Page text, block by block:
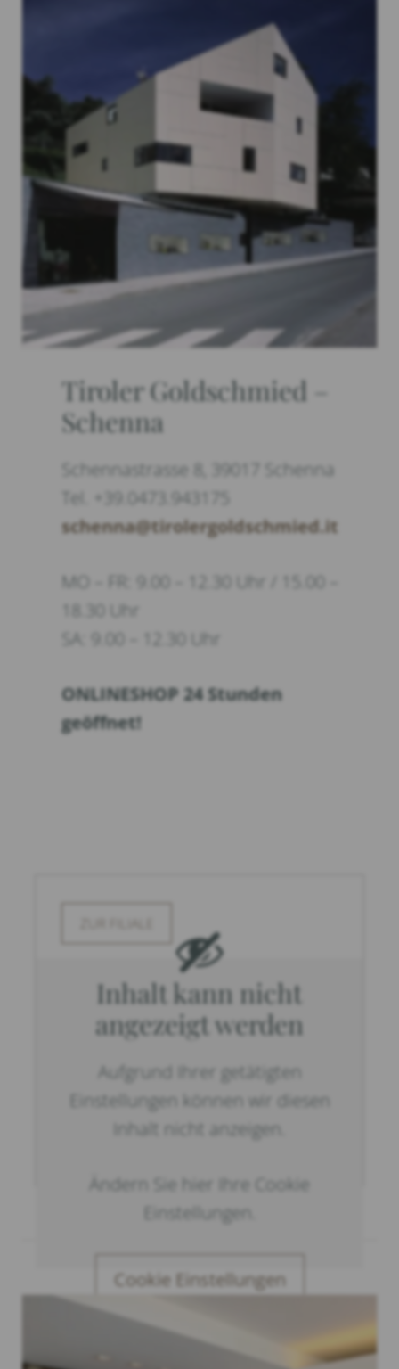
Tiroler Goldschmied –
Schenna
Schennastrasse 8, 39017 Schenna
Tel. +39.0473.943175
schenna@tirolergoldschmied.it
MO – FR: 9.00 – 12.30 Uhr / 15.00 –
18.30 Uhr
SA: 9.00 – 12.30 Uhr
ONLINESHOP 24 Stunden
geöffnet!
Inhalt kann nicht
angezeigt werden
Aufgrund Ihrer getätigten
Einstellungen können wir diesen
Inhalt nicht anzeigen.
Ändern Sie hier Ihre Cookie
Einstellungen.
Cookie Einstellungen